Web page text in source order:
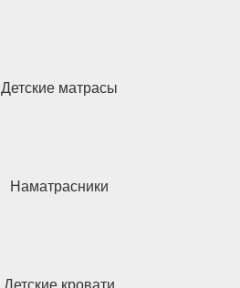
Детские матрасы
Наматрасники
Детские кровати